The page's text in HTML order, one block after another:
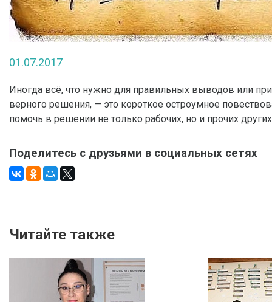
01.07.2017
Иногда всё, что нужно для правильных выводов или
верного решения, — это короткое остроумное
помочь в решении не только рабочих, но и прочих
Поделитесь с друзьями в социальных сетях
Читайте также